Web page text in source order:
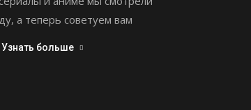
а теперь советуем вам
Узнать больше